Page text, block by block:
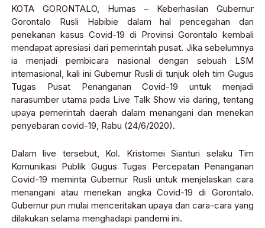
KOTA GORONTALO, Humas – Keberhasilan Gubernur
Gorontalo Rusli Habibie dalam hal pencegahan dan
penekanan kasus Covid-19 di Provinsi Gorontalo kembali
mendapat apresiasi dari pemerintah pusat. Jika sebelumnya
ia menjadi pembicara nasional dengan sebuah LSM
internasional, kali ini Gubernur Rusli di tunjuk oleh tim Gugus
Tugas Pusat Penanganan Covid-19 untuk menjadi
narasumber utama pada Live Talk Show via daring, tentang
upaya pemerintah daerah dalam menangani dan menekan
penyebaran covid-19, Rabu (24/6/2020).
Dalam live tersebut, Kol. Kristomei Sianturi selaku Tim
Komunikasi Publik Gugus Tugas Percepatan Penanganan
Covid-19 meminta Gubernur Rusli untuk menjelaskan cara
menangani atau menekan angka Covid-19 di Gorontalo.
Gubernur pun mulai menceritakan upaya dan cara-cara yang
dilakukan selama menghadapi pandemi ini.